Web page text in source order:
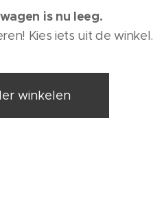
is nu leeg.
Kies iets uit de winkel.
winkelen